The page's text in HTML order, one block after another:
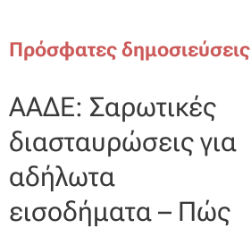
Πρόσφατες δημοσιεύσεις
ΑΑΔΕ: Σαρωτικές
διασταυρώσεις για
αδήλωτα
εισοδήματα – Πώς